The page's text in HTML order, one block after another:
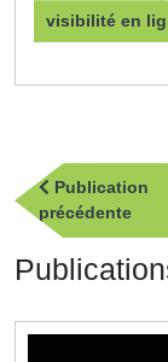
visibilité en
Navigation
de
l’article
Publication
précédente